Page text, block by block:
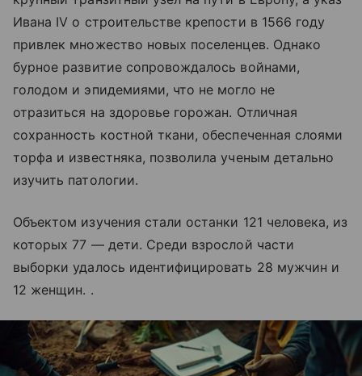
Ивана IV о строительстве крепости в 1566 году
привлек множество новых поселенцев. Однако
бурное развитие сопровождалось войнами,
голодом и эпидемиями, что не могло не
отразиться на здоровье горожан. Отличная
сохранность костной ткани, обеспеченная слоями
торфа и известняка, позволила ученым детально
изучить патологии.
Объектом изучения стали останки 121 человека, из
которых 77 — дети. Среди взрослой части
выборки удалось идентифицировать 28 мужчин и
12 женщин. .